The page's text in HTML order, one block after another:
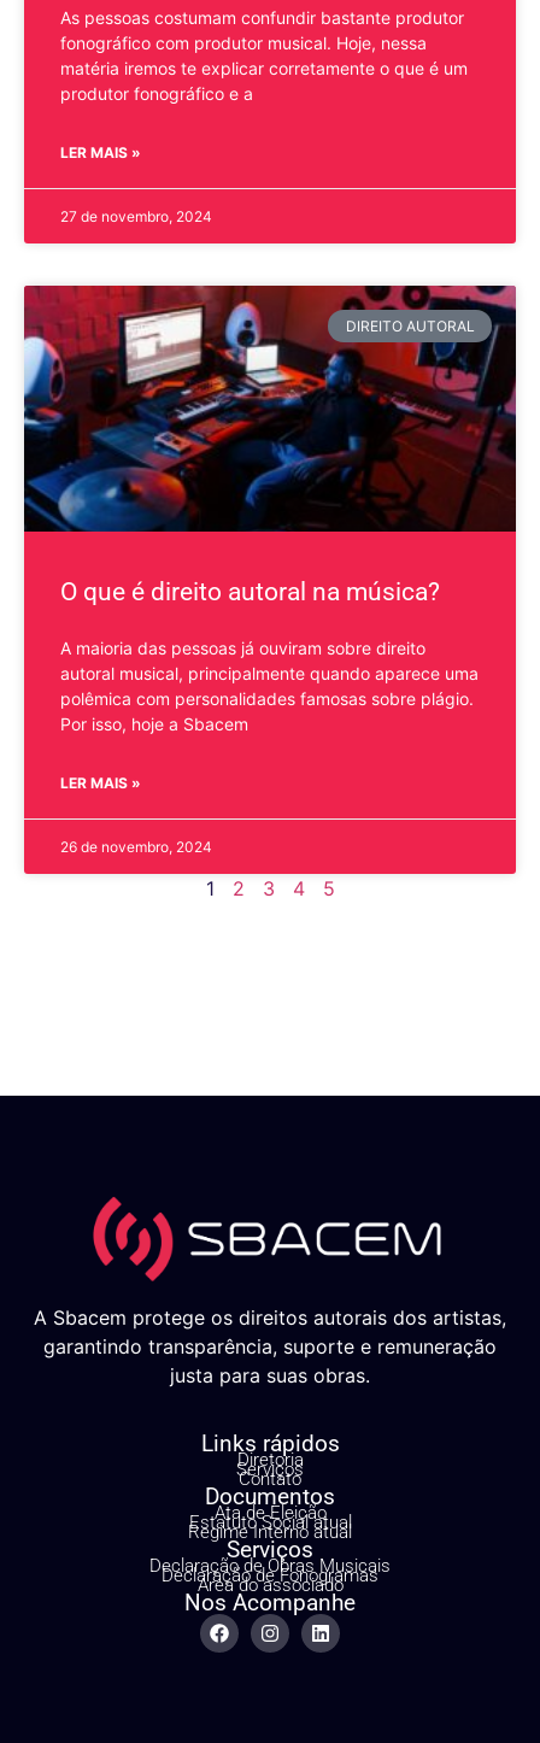
As pessoas costumam confundir bastante produtor
fonográfico com produtor musical. Hoje, nessa
matéria iremos te explicar corretamente o que é um
produtor fonográfico e a
LER MAIS »
27 de novembro, 2024
DIREITO AUTORAL
O que é direito autoral na música?
A maioria das pessoas já ouviram sobre direito
autoral musical, principalmente quando aparece uma
polêmica com personalidades famosas sobre plágio.
Por isso, hoje a Sbacem
LER MAIS »
26 de novembro, 2024
1 2 3 4 5
A Sbacem protege os direitos autorais dos artistas,
garantindo transparência, suporte e remuneração
justa para suas obras.
Links rápidos
Diretoria
Serviços
Contato
Documentos
Ata de Eleição
Estatuto Social atual
Regime Interno atual
Serviços
Declaração de Obras Musicais
Declaração de Fonogramas
Área do associado
Nos Acompanhe